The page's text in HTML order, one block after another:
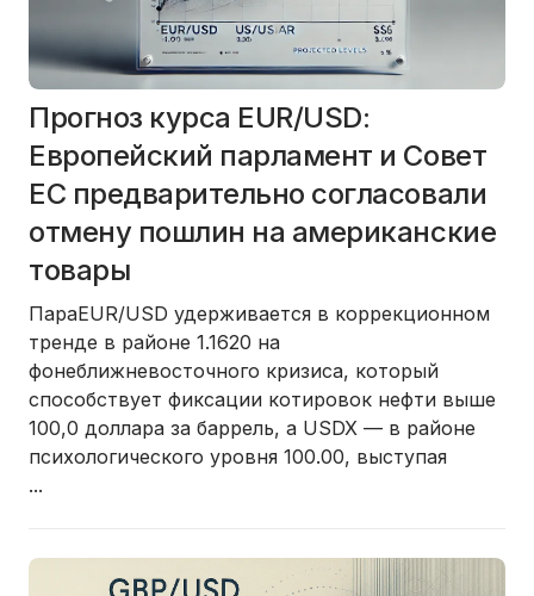
Прогноз курса EUR/USD:
Европейский ​парламент и ‌Совет
ЕС предварительно согласовали
отмену пошлин на американские
товары
ПараEUR/USD удерживается в коррекционном
тренде в районе 1.1620 на
фонеближневосточного кризиса, который
способствует фиксации котировок нефти выше
100,0 доллара за баррель, а USDX — в районе
психологического уровня 100.00, выступая
...